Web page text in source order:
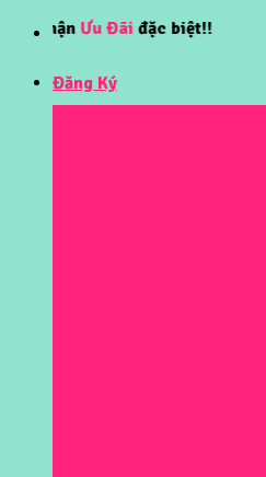
Skip
content
Ưu Đãiđặc biệt!!
Đăng Ký